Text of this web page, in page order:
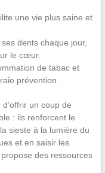
une vie plus saine et
dents chaque jour,
le cœur.
de tabac et
prévention.
un coup de
: ils renforcent le
sieste à la lumière du
et en saisir les
des ressources